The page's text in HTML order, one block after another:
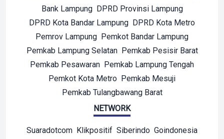
Bank Lampung DPRD Provinsi Lampung
DPRD Kota Bandar Lampung DPRD Kota Metro
Pemrov Lampung Pemkot Bandar Lampung
Pemkab Lampung Selatan Pemkab Pesisir Barat
Pemkab Pesawaran Pemkab Lampung Tengah
Pemkot Kota Metro Pemkab Mesuji
Pemkab Tulangbawang Barat
NETWORK
Suaradotcom Klikpositif Siberindo Goindonesia